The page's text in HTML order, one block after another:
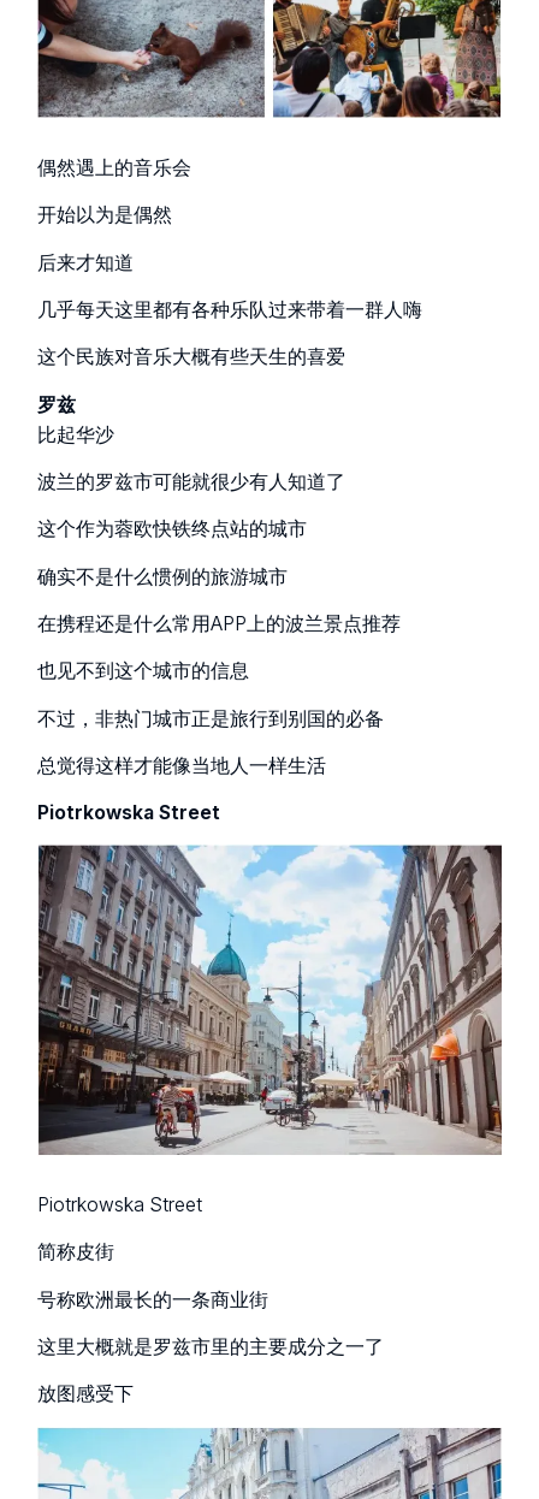
偶然遇上的音乐会
开始以为是偶然
后来才知道
几乎每天这里都有各种乐队过来带着一群人嗨
这个民族对音乐大概有些天生的喜爱
罗兹
比起华沙
波兰的罗兹市可能就很少有人知道了
这个作为蓉欧快铁终点站的城市
确实不是什么惯例的旅游城市
在携程还是什么常用APP上的波兰景点推荐
也见不到这个城市的信息
不过，非热门城市正是旅行到别国的必备
总觉得这样才能像当地人一样生活
Piotrkowska Street
Piotrkowska Street
简称皮街
号称欧洲最长的一条商业街
这里大概就是罗兹市里的主要成分之一了
放图感受下